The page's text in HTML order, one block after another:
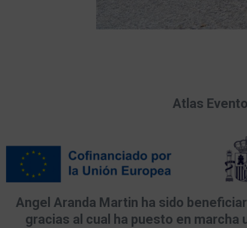
Atlas
Angel Aranda Martin ha sido
gracias al cual ha puesto en